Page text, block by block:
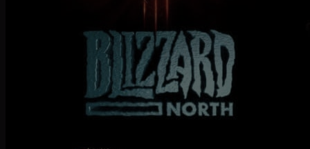
dipendenti di Blizzard North hanno avuto poco da dire
al riguardo, sia per cortesia professionale, sia per
fedeltà ai vecchi amici Blizzard, sia per paura degli